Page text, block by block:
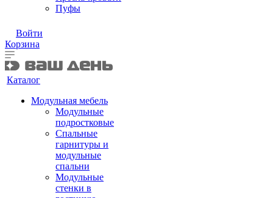
Пуфы
Войти
Корзина
Каталог
Модульная мебель
Модульные
подростковые
Спальные
гарнитуры и
модульные
спальни
Модульные
стенки в